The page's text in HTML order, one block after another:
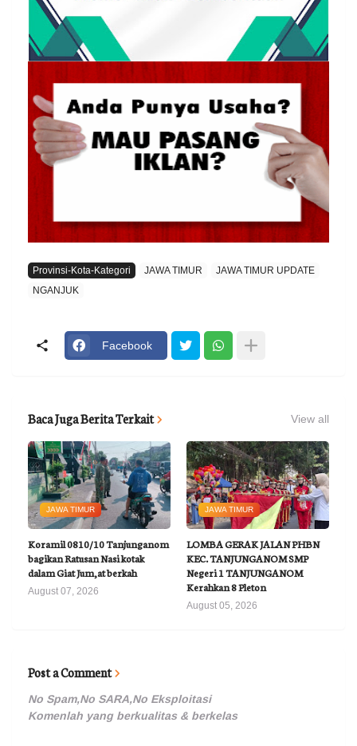
Provinsi-Kota-Kategori JAWA TIMUR
JAWA TIMUR UPDATE
NGANJUK
Facebook
Baca Juga Berita Terkait View all
JAWA TIMUR
Koramil 0810/10 Tanjunganom
bagikan Ratusan Nasi kotak
dalam Giat Jum,at berkah
August 07, 2026
JAWA TIMUR
LOMBA GERAK JALAN PHBN
KEC. TANJUNGANOM SMP
Negeri 1 TANJUNGANOM
Kerahkan 8 Pleton
August 05, 2026
Post a Comment
No Spam,No SARA,No Eksploitasi
Komenlah yang berkualitas & berkelas